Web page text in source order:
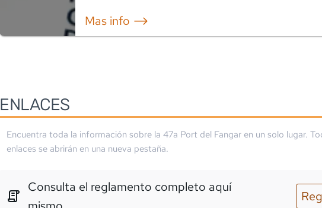
Mas info ⟶
ENLACES
Encuentra toda la información sobre la 47a Port del Fangar en un solo lugar.
enlaces se abrirán en una nueva pestaña.
Consulta el reglamento completo aquí